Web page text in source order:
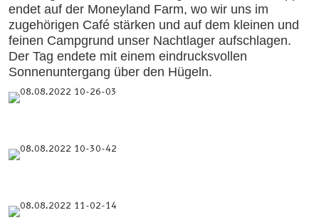
endet auf der Moneyland Farm, wo wir uns im
zugehörigen Café stärken und auf dem kleinen und
feinen Campgrund unser Nachtlager aufschlagen.
Der Tag endete mit einem eindrucksvollen
Sonnenuntergang über den Hügeln.